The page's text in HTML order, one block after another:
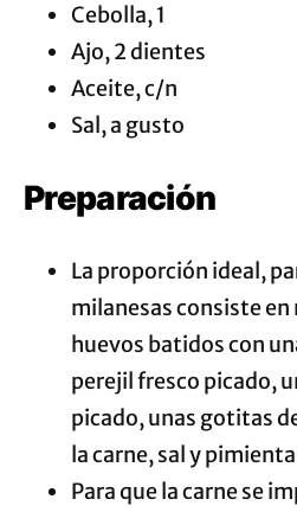
Cebolla, 1
Ajo, 2 dientes
Aceite, c/n
Sal, a gusto
Preparación
La proporción ideal,
milanesas consiste en
huevos batidos con
perejil fresco picado,
picado, unas gotitas
la carne, sal y
Para que la carne se